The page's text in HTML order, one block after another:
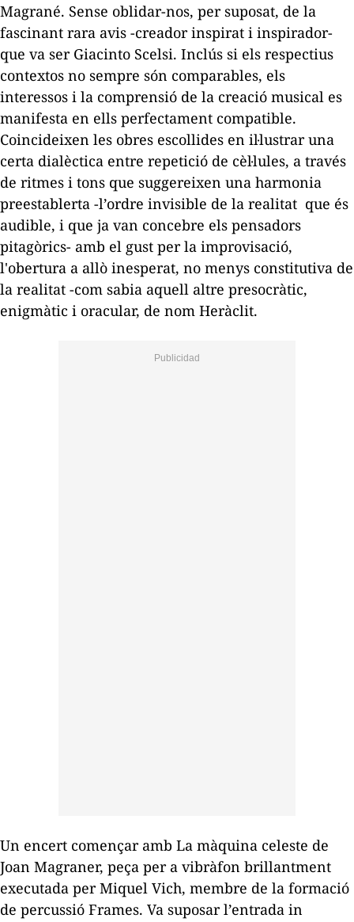
Magrané. Sense oblidar-nos, per suposat, de la
fascinant rara avis -creador inspirat i inspirador-
que va ser Giacinto Scelsi. Inclús si els respectius
contextos no sempre són comparables, els
interessos i la comprensió de la creació musical es
manifesta en ells perfectament compatible.
Coincideixen les obres escollides en il·lustrar una
certa dialèctica entre repetició de cèl·lules, a través
de ritmes i tons que suggereixen una harmonia
preestablerta -l’ordre invisible de la realitat que és
audible, i que ja van concebre els pensadors
pitagòrics- amb el gust per la improvisació,
l'obertura a allò inesperat, no menys constitutiva de
la realitat -com sabia aquell altre presocràtic,
enigmàtic i oracular, de nom Heràclit.
Un encert començar amb La màquina celeste de
Joan Magraner, peça per a vibràfon brillantment
executada per Miquel Vich, membre de la formació
de percussió Frames. Va suposar l’entrada in